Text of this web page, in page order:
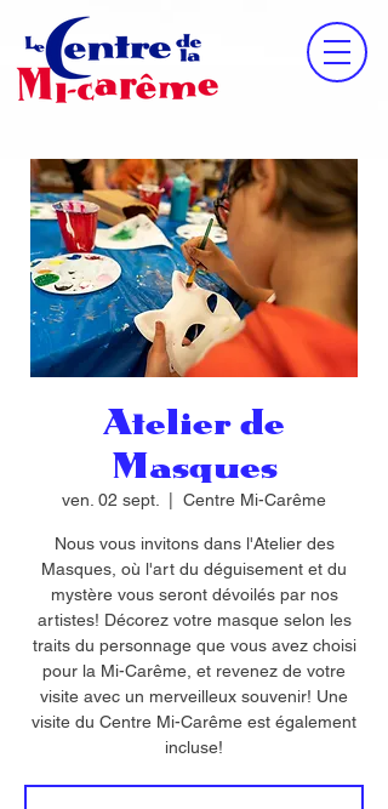
Atelier de
Masques
ven. 02 sept. Centre Mi-Carême
Nous vous invitons dans l'Atelier des
Masques, où l'art du déguisement et du
mystère vous seront dévoilés par nos
artistes! Décorez votre masque selon les
traits du personnage que vous avez choisi
pour la Mi-Carême, et revenez de votre
visite avec un merveilleux souvenir! Une
visite du Centre Mi-Carême est également
incluse!